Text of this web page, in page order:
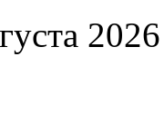
2026